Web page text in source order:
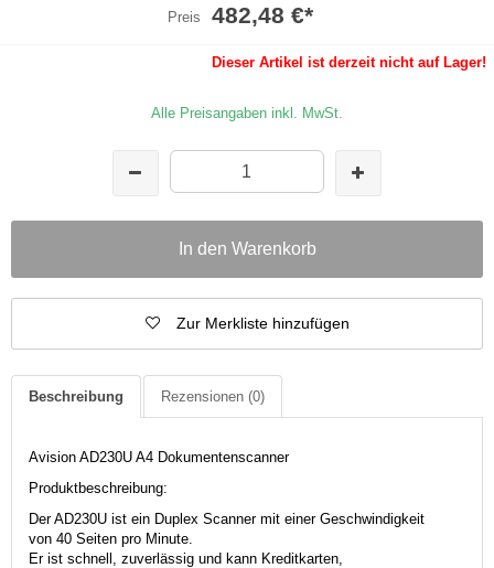
Preis 482,48 €*
Dieser Artikel ist derzeit nicht auf Lager!
Alle Preisangaben inkl. MwSt.
In den Warenkorb
Zur Merkliste hinzufügen
Beschreibung Rezensionen (0)
Avision AD230U A4 Dokumentenscanner
Produktbeschreibung:
Der AD230U ist ein Duplex Scanner mit einer Geschwindigkeit
von 40 Seiten pro Minute.
Er ist schnell, zuverlässig und kann Kreditkarten,